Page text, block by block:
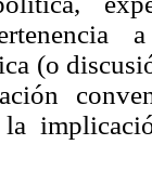
(o
la